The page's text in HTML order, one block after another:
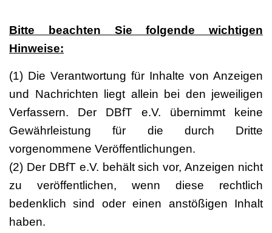
Bitte beachten Sie folgende wichtigen
Hinweise:
(1) Die Verantwortung für Inhalte von Anzeigen
und Nachrichten liegt allein bei den jeweiligen
Verfassern. Der DBfT e.V. übernimmt keine
Gewährleistung für die durch Dritte
vorgenommene Veröffentlichungen.
(2) Der DBfT e.V. behält sich vor, Anzeigen nicht
zu veröffentlichen, wenn diese rechtlich
bedenklich sind oder einen anstößigen Inhalt
haben.